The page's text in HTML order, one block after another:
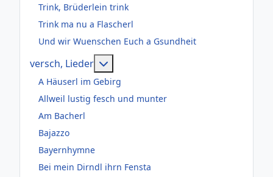
Trink, Brüderlein trink
Trink ma nu a Flascherl
Und wir Wuenschen Euch a Gsundheit
versch, Lieder
A Häuserl im Gebirg
Allweil lustig fesch und munter
Am Bacherl
Bajazzo
Bayernhymne
Bei mein Dirndl ihrn Fensta